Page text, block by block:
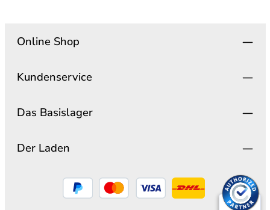
Online Shop
Kundenservice
Das Basislager
Der Laden